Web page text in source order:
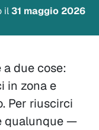
il31 maggio 2026
due cose:
in zona e
Per riuscirci
qualunque —